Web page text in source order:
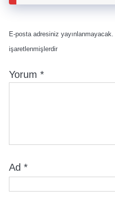
E-posta adresiniz yayınlanmayacak.
işaretlenmişlerdir
Yorum *
Ad *